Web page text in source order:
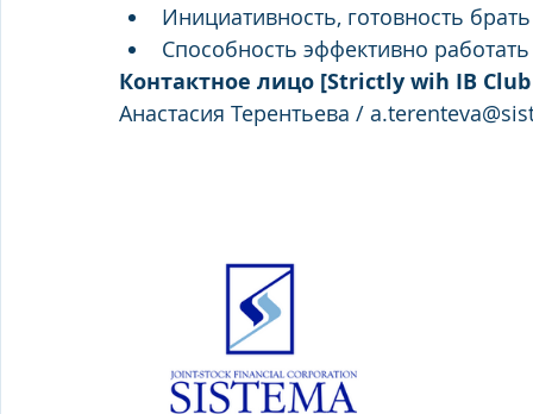
Инициативность, готовность
Способность эффективно
Контактное лицо [Strictly wih IB
Анастасия Терентьева /